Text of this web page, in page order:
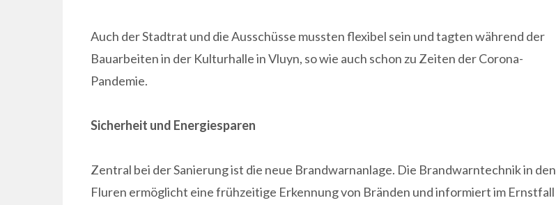
Auch der Stadtrat und die Ausschüsse mussten flexibel sein und tagten während der
Bauarbeiten in der Kulturhalle in Vluyn, so wie auch schon zu Zeiten der Corona-
Pandemie.
Sicherheit und Energiesparen
Zentral bei der Sanierung ist die neue Brandwarnanlage. Die Brandwarntechnik in den
Fluren ermöglicht eine frühzeitige Erkennung von Bränden und informiert im Ernstfall